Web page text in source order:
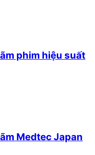
phim hiệu suất
Medtec Japan